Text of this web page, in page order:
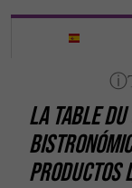
LA TABLE DU
PRODUCTOS